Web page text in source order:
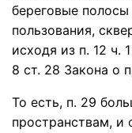
береговые
пользования,
исходя из п. 12 ч.
8 ст. 28 Закона о
То есть, п. 29
пространствам, и